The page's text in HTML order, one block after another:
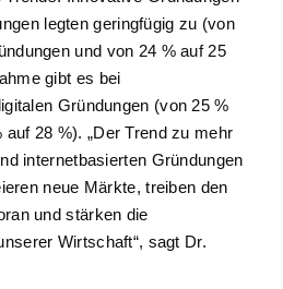
legten geringfügig zu (von
und von 24 % auf 25
gibt es bei
Gründungen (von 25 %
28 %). „Der Trend zu mehr
internetbasierten Gründungen
neue Märkte, treiben den
und stärken die
Wirtschaft“, sagt Dr.